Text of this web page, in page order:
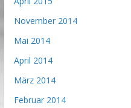
November 2014
Mai 2014
April 2014
März 2014
Februar 2014